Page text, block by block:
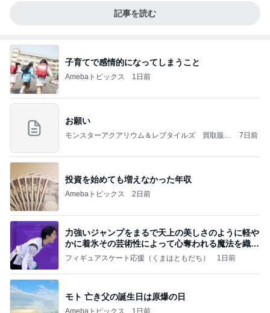
記事を読む
子育てで感情的になってしまうこと
Amebaトピックス 1日前
お願い
モンスターアクアリウム＆レプタイルズ 買取販売
7日前
投資を始めても増えなかった年収
Amebaトピックス 2日前
力強いジャンプをまるで天上の美しさのように軽や
かに着氷その芸術性によって心奪われる魔法を織り
なす
フィギュアスケート応援（くまはともだち） 1日前
モト 亡き父の誕生日は原爆の日
Amebaトピックス 1日前